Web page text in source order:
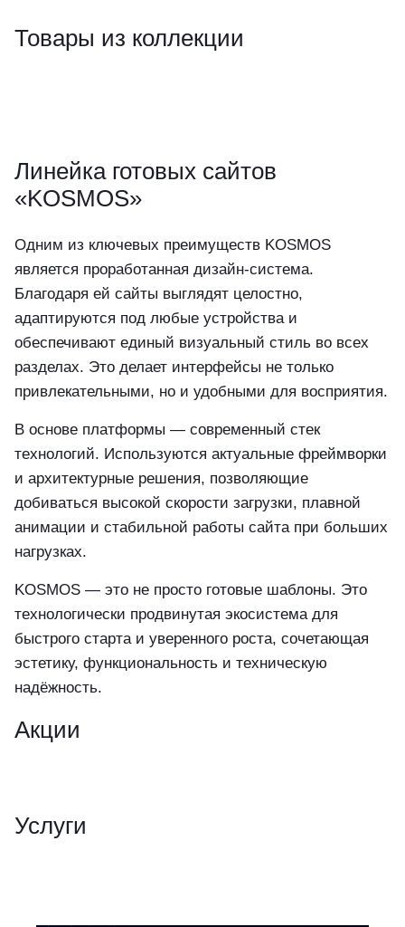
Товары из коллекции
Линейка готовых сайтов
«KOSMOS»
Одним из ключевых преимуществ KOSMOS
является проработанная дизайн-система.
Благодаря ей сайты выглядят целостно,
адаптируются под любые устройства и
обеспечивают единый визуальный стиль во всех
разделах. Это делает интерфейсы не только
привлекательными, но и удобными для восприятия.
В основе платформы — современный стек
технологий. Используются актуальные фреймворки
и архитектурные решения, позволяющие
добиваться высокой скорости загрузки, плавной
анимации и стабильной работы сайта при больших
нагрузках.
KOSMOS — это не просто готовые шаблоны. Это
технологически продвинутая экосистема для
быстрого старта и уверенного роста, сочетающая
эстетику, функциональность и техническую
надёжность.
Акции
Услуги